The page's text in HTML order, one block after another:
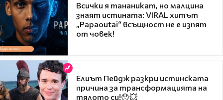
Всички я тананикат, но малцина
знаят истината: VIRAL хитът
„Papaoutai“ всъщност не е изпят
от човек!
Елиът Пейдж разкри истинската
причина за трансформацията на
тялото си!😯💥